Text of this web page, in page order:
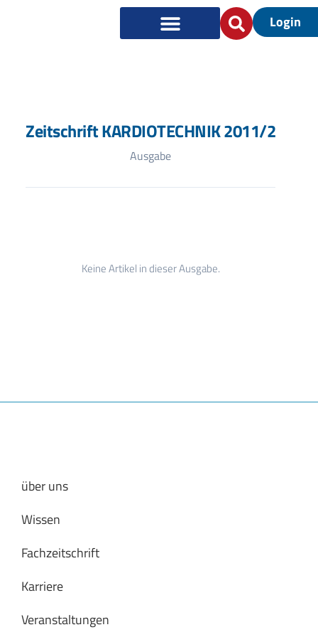
Login
Zeitschrift KARDIOTECHNIK 2011/2
Ausgabe
Keine Artikel in dieser Ausgabe.
über uns
Wissen
Fachzeitschrift
Karriere
Veranstaltungen